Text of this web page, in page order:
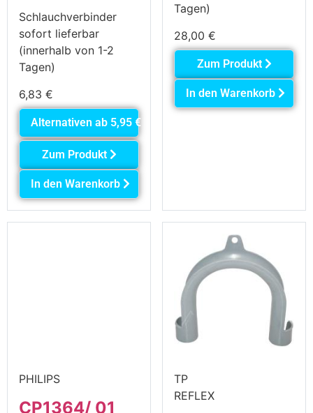
Schlauchverbinder
sofort lieferbar
(innerhalb von 1-2
Tagen)
6,83 €
Alternativen ab 5,95 €
Zum Produkt
In den Warenkorb
Tagen)
28,00 €
Zum Produkt
In den Warenkorb
PHILIPS
CP1364/ 01
TP
REFLEX